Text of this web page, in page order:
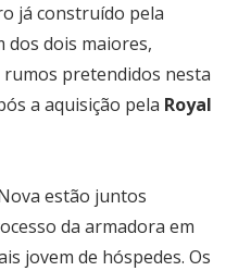
já construído pela
dos dois maiores,
pretendidos nesta
a aquisição pela Royal
estão juntos
da armadora em
jovem de hóspedes. Os